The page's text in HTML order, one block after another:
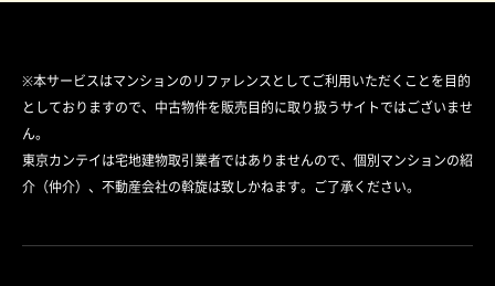
※本サービスはマンションのリファレンスとしてご利用いただくことを目的
としておりますので、中古物件を販売目的に取り扱うサイトではございませ
ん。
東京カンテイは宅地建物取引業者ではありませんので、個別マンションの紹
介（仲介）、不動産会社の斡旋は致しかねます。ご了承ください。